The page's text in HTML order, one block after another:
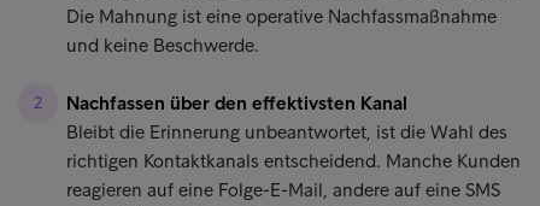
Die Mahnung ist eine operative Nachfassmaßnahme
und keine Beschwerde.
Nachfassen über den effektivsten Kanal
Bleibt die Erinnerung unbeantwortet, ist die Wahl des
richtigen Kontaktkanals entscheidend. Manche Kunden
reagieren auf eine Folge-E-Mail, andere auf eine SMS